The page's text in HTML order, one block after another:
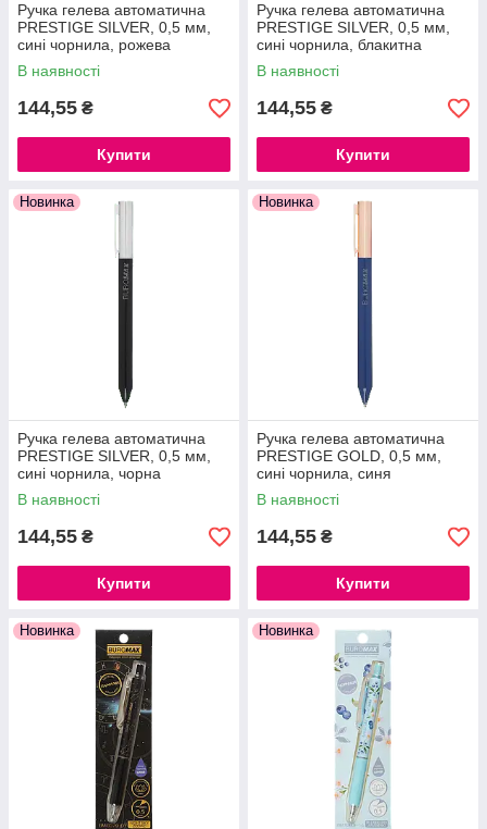
Ручка гелева автоматична
PRESTIGE SILVER, 0,5 мм,
сині чорнила, рожева
В наявності
144,55 ₴
Купити
Ручка гелева автоматична
PRESTIGE SILVER, 0,5 мм,
сині чорнила, блакитна
В наявності
144,55 ₴
Купити
Новинка
Ручка гелева автоматична
PRESTIGE SILVER, 0,5 мм,
сині чорнила, чорна
В наявності
144,55 ₴
Купити
Новинка
Ручка гелева автоматична
PRESTIGE GOLD, 0,5 мм,
сині чорнила, синя
В наявності
144,55 ₴
Купити
Новинка Новинка